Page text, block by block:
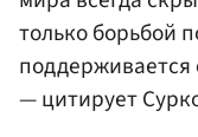
только борьбой
поддерживается
— цитирует